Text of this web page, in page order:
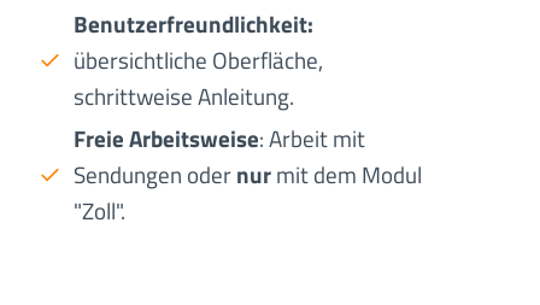
Benutzerfreundlichkeit:
übersichtliche Oberfläche,
schrittweise Anleitung.
Freie Arbeitsweise: Arbeit mit
Sendungen odernurmit dem Modul
"Zoll".